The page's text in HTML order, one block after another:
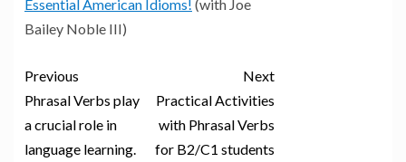
Essential American Idioms! (with Joe
Bailey Noble III)
Previous
Phrasal Verbs play
a crucial role in
language learning.
Next
Practical Activities
with Phrasal Verbs
for B2/C1 students